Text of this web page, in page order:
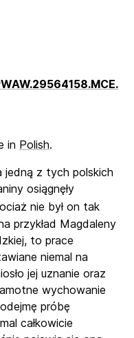
in Polish.
jedną z tych polskich
osiągnęły
nie był on tak
przykład Magdaleny
to prace
niemal na
jej uznanie oraz
wychowanie
próbę
całkowicie